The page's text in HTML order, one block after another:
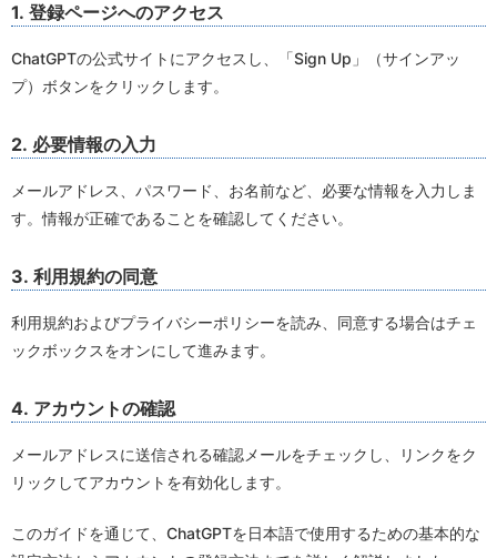
1. 登録ページへのアクセス
ChatGPTの公式サイトにアクセスし、「Sign Up」（サインアッ
プ）ボタンをクリックします。
2. 必要情報の入力
メールアドレス、パスワード、お名前など、必要な情報を入力しま
す。情報が正確であることを確認してください。
3. 利用規約の同意
利用規約およびプライバシーポリシーを読み、同意する場合はチェ
ックボックスをオンにして進みます。
4. アカウントの確認
メールアドレスに送信される確認メールをチェックし、リンクをク
リックしてアカウントを有効化します。
このガイドを通じて、ChatGPTを日本語で使用するための基本的な